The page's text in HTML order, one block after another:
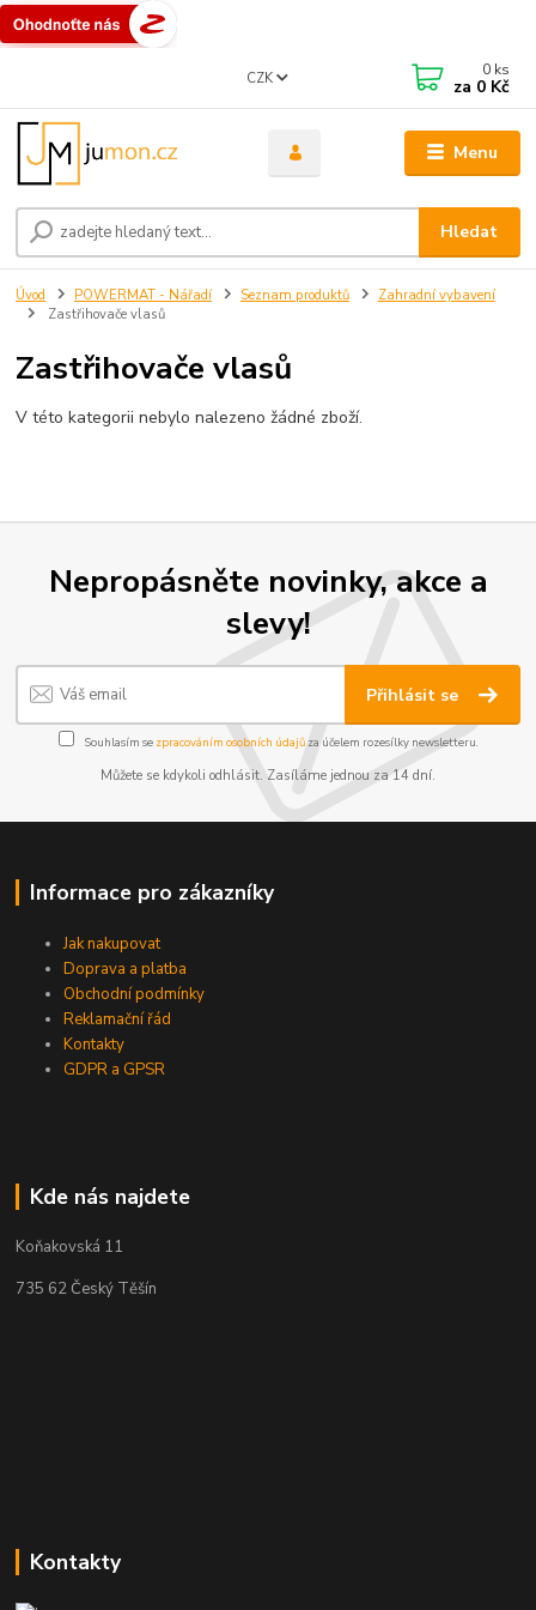
Menu
CZK
Hledat
0 ks
za 0 Kč
Úvod POWERMAT - Nářadí Seznam produktů
Zahradní vybavení
Zastřihovače vlasů
Zastřihovače vlasů
V této kategorii nebylo nalezeno žádné zboží.
Nepropásněte novinky, akce a
slevy!
Přihlásit se
Souhlasím se zpracováním osobních údajůza účelem rozesílky newsletteru.
Můžete se kdykoli odhlásit. Zasíláme jednou za 14 dní.
Informace pro zákazníky
Jak nakupovat
Doprava a platba
Obchodní podmínky
Reklamační řád
Kontakty
GDPR a GPSR
Kde nás najdete
Koňakovská 11
735 62 Český Těšín
Kontakty